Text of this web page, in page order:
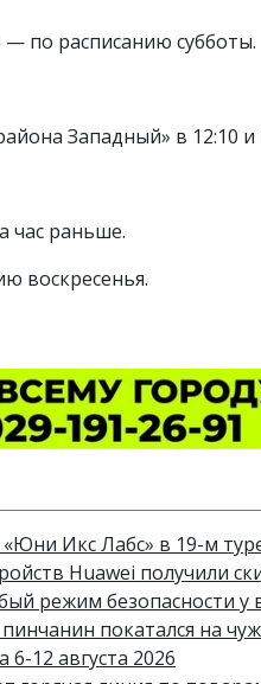
по расписанию субботы.
Западный» в 12:10 и
час раньше.
воскресенья.
Икс Лабс» в 19-м
Huawei получили
режим безопасности у
покатался на
12 августа 2026